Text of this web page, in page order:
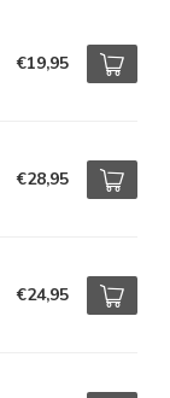
€19,95
€28,95
€24,95